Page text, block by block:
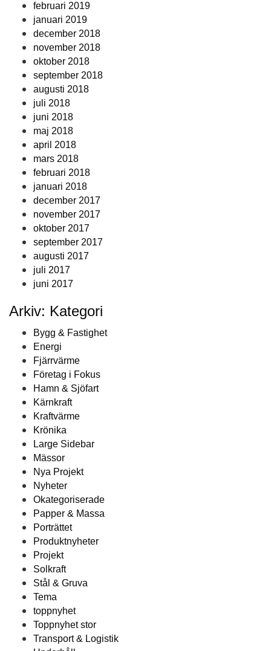
februari 2019
januari 2019
december 2018
november 2018
oktober 2018
september 2018
augusti 2018
juli 2018
juni 2018
maj 2018
april 2018
mars 2018
februari 2018
januari 2018
december 2017
november 2017
oktober 2017
september 2017
augusti 2017
juli 2017
juni 2017
Arkiv: Kategori
Bygg & Fastighet
Energi
Fjärrvärme
Företag i Fokus
Hamn & Sjöfart
Kärnkraft
Kraftvärme
Krönika
Large Sidebar
Mässor
Nya Projekt
Nyheter
Okategoriserade
Papper & Massa
Porträttet
Produktnyheter
Projekt
Solkraft
Stål & Gruva
Tema
toppnyhet
Toppnyhet stor
Transport & Logistik